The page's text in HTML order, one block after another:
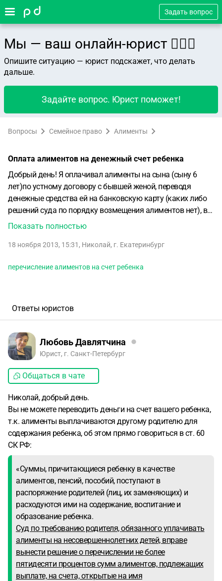
Задать вопрос
Мы — ваш онлайн-юрист 👨🏻‍⚖️
Опишите ситуацию — юрист подскажет, что делать
дальше.
Задайте вопрос. Юрист поможет!
Вопросы Семейное право Алименты
Оплата алиментов на денежный счет ребенка
Добрый день! Я оплачивал алименты на сына (сыну 6
лет)по устному договору с бывшей женой, переводя
денежные средства ей на банковскую карту (каких либо
решений суда по порядку возмещения алиментов нет), в
данный момент у нас возник конфликт, на почве
мне не хочется переводить деньги лично ей, вопрос:
соответственно производить переводы денежных средств
воспользоваться деньгами с этого счета, кроме самого
ссылаться?
Показать полностью
18 ноября 2013, 15:31 , Николай, г. Екатеринбург
перечисление алиментов на счет ребенка
Ответы юристов
Любовь Давлятчина
Юрист, г. Санкт-Петербург
Общаться в чате
Николай, добрый день.
Вы не можете переводить деньги на счет вашего ребенка,
т.к. алименты выплачиваются другому родителю для
содержания ребенка, об этом прямо говориться в ст. 60
СК РФ:
«Суммы, причитающиеся ребенку в качестве
алиментов, пенсий, пособий, поступают в
распоряжение родителей (лиц, их заменяющих) и
расходуются ими на содержание, воспитание и
образование ребенка.
Суд по требованию родителя, обязанного уплачивать
алименты на несовершеннолетних детей, вправе
вынести решение о перечислении не более
пятидесяти процентов сумм алиментов, подлежащих
выплате, на счета, открытые на имя